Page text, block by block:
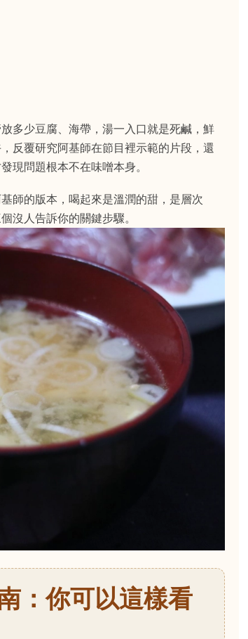
多少豆腐、海帶，湯一入口就是死鹹，鮮
反覆研究阿基師在節目裡示範的片段，還
現問題根本不在味噌本身。
師的版本，喝起來是溫潤的甜，是層次
沒人告訴你的關鍵步驟。
：你可以這樣看